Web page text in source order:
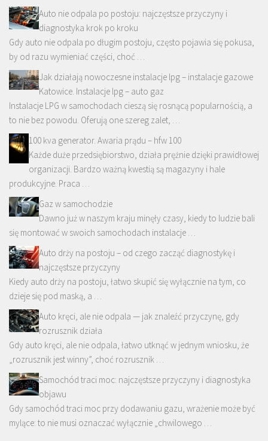
Auto nie odpala po postoju: najczęstsze przyczyny i
diagnostyka krok po kroku
Gdy auto nie odpala po długim postoju, często pojawia się pokusa,
by od razu wymieniać części, choć …
Jak działają nowoczesne instalacje lpg – instalacje gazowe
Katowice. Instalacje lpg – auto gaz
Instalacje LPG w samochodach cieszą się rosnącą popularnością, a
to nie bez powodu. Oferują one szereg zalet, …
100 kva generator. Awaria prądu – hfw 100
Każde duże przedsiębiorstwo, działa prężnie dzięki prawidłowej
organizacji. Bardzo ważną kwestią są magazyny i hale
produkcyjne. Praca …
Gaz w samochodzie
Dawno już w naszym kraju minęły czasy, kiedy to ludzie bali
się montować w swoich samochodach instalacje …
Auto drży na postoju – od czego zacząć diagnostykę i
najczęstsze przyczyny
Kiedy auto drży na postoju, łatwo skupić się wyłącznie na tym, co
dzieje się pod maską, a …
Auto kręci, ale nie odpala — jak znaleźć przyczynę, gdy
rozrusznik działa
Gdy auto kręci, ale nie odpala, łatwo utknąć w jednym wniosku, że
„rozrusznik jest winny”, choć rozrusznik …
Samochód traci moc: najczęstsze przyczyny i diagnostyka
objawu
Gdy samochód traci moc przy dodawaniu gazu, wrażenie może być
mylące: to nie musi oznaczać wyłącznie „chwilowego …